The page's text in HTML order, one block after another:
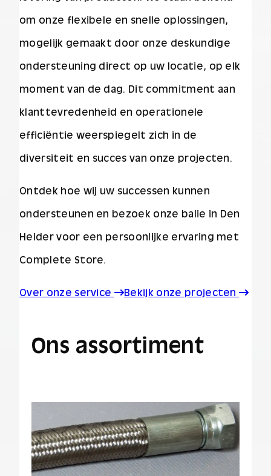
om onze flexibele en snelle oplossingen,
mogelijk gemaakt door onze deskundige
ondersteuning direct op uw locatie, op elk
moment van de dag. Dit commitment aan
klanttevredenheid en operationele
efficiëntie weerspiegelt zich in de
diversiteit en succes van onze projecten.
Ontdek hoe wij uw successen kunnen
ondersteunen en bezoek onze balie in Den
Helder voor een persoonlijke ervaring met
Complete Store.
Over onze service Bekijk onze projecten
Ons assortiment